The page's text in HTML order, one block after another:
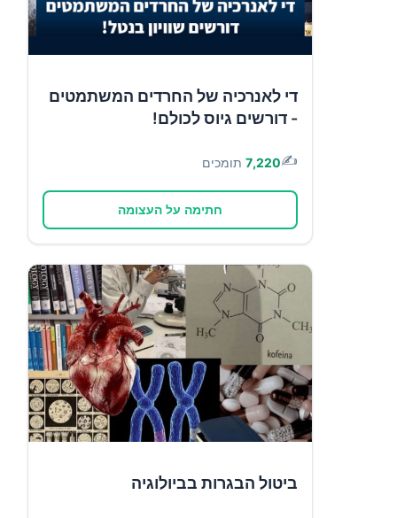
די לאנרכיה של החרדים המשתמטים
- דורשים גיוס לכולם!
✍️
7,220 תומכים
חתימה על העצומה
ביטול הבגרות בביולוגיה